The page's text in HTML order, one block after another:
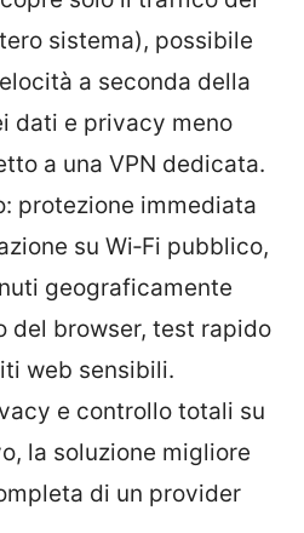
sistema), possibile
a seconda della
dati e privacy meno
a una VPN dedicata.
protezione immediata
su Wi‑Fi pubblico,
geograficamente
del browser, test rapido
web sensibili.
e controllo totali su
la soluzione migliore
di un provider